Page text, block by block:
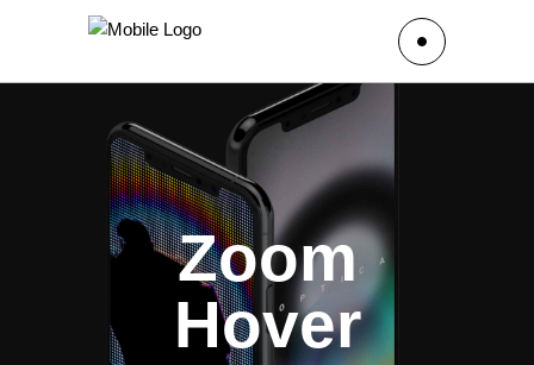
Zoom
Hover